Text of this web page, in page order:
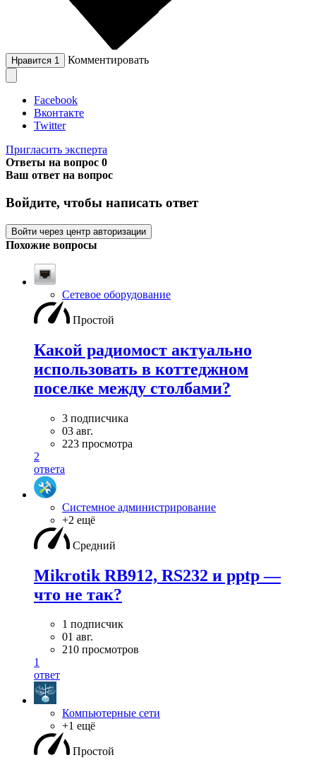
Нравится 1 Комментировать
Facebook
Вконтакте
Twitter
Пригласить эксперта
Ответы на вопрос 0
Ваш ответ на вопрос
Войдите, чтобы написать ответ
Войти через центр авторизации
Похожие вопросы
Сетевое оборудование
Простой
Какой радиомост актуально
использовать в коттеджном
поселке между столбами?
3 подписчика
03 авг.
223 просмотра
2
ответа
Системное администрирование
+2 ещё
Средний
Mikrotik RB912, RS232 и pptp —
что не так?
1 подписчик
01 авг.
210 просмотров
1
ответ
Компьютерные сети
+1 ещё
Простой